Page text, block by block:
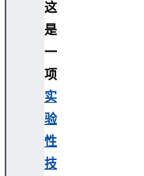
这
是
一
项
实
验
性
技